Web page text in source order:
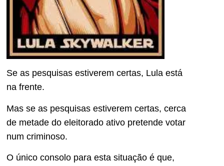
Se as pesquisas estiverem certas, Lula está
na frente.
Mas se as pesquisas estiverem certas, cerca
de metade do eleitorado ativo pretende votar
num criminoso.
O único consolo para esta situação é que,